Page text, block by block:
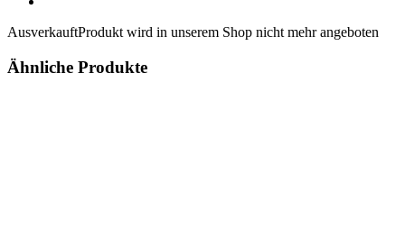
AusverkauftProdukt wird in unserem Shop nicht mehr angeboten
Ähnliche Produkte